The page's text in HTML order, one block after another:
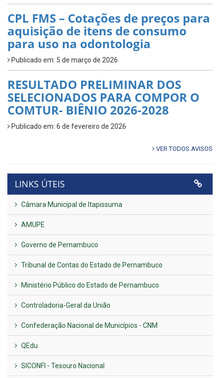
CPL FMS – Cotações de preços para
aquisição de itens de consumo
para uso na odontologia
Publicado em: 5 de março de 2026
RESULTADO PRELIMINAR DOS
SELECIONADOS PARA COMPOR O
COMTUR- BIÊNIO 2026-2028
Publicado em: 6 de fevereiro de 2026
VER TODOS AVISOS
LINKS ÚTEIS
Câmara Municipal de Itapissuma
AMUPE
Governo de Pernambuco
Tribunal de Contas do Estado de Pernambuco
Ministério Público do Estado de Pernambuco
Controladoria-Geral da União
Confederação Nacional de Municípios - CNM
QEdu
SICONFI - Tesouro Nacional